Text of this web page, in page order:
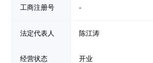
工商注册号 -
法定代表人 陈江涛
经营状态 开业